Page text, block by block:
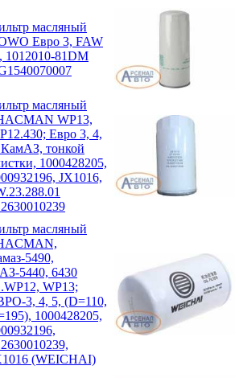
масляный
Евро 3, FAW
1012010-81DM
масляный
WP13,
Eвро 3, 4,
КамАЗ, тонкой
1000428205,
JX1016,
масляный
5490,
5440, 6430
WP13;
3, 4, 5, (D=110,
1000428205,
(WEICHAI)